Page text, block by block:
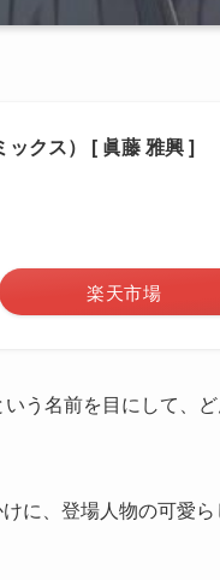
ックス） [ 眞藤 雅興 ]
楽天市場
う名前を目にして、
に、登場人物の可愛